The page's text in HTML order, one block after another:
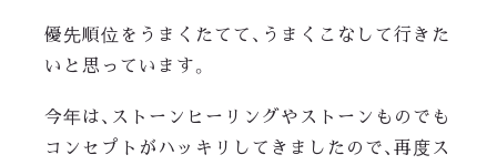
優先順位をうまくたてて、うまくこなして行きた
いと思っています。
今年は、ストーンヒーリングやストーンものでも
コンセプトがハッキリしてきましたので、再度ス